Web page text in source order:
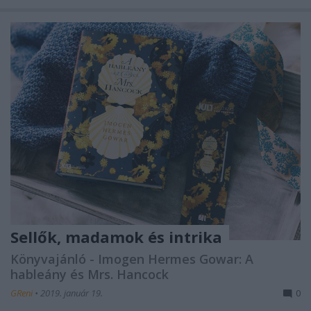
Sellők, madamok és intrika
Könyvajánló - Imogen Hermes Gowar: A
hableány és Mrs. Hancock
GReni • 2019. január 19. 0